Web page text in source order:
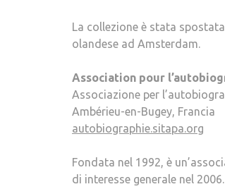
La collezione è stata
olandese ad Amsterdam.
Association pour
Associazione per
Ambérieu-en-Bugey, Francia
autobiographie.sitapa.org
Fondata nel 1992, è
di interesse generale nel